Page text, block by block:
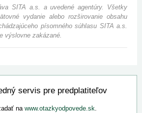
SITA a.s. a uvedené agentúry. Všetky
vydanie alebo rozširovanie obsahu
písomného súhlasu SITA a.s.
výslovne zakázané.
servis pre predplatiteľov
na www.otazkyodpovede.sk.